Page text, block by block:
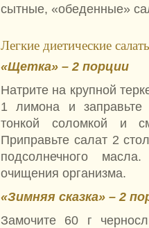
сытные, «обеденные»
Легкие диетические
«Щетка» – 2 порции
Натрите на крупной
1 лимона и
тонкой соломкой и
Приправьте салат 2
подсолнечного
очищения организма.
«Зимняя сказка» – 2
Замочите 60 г